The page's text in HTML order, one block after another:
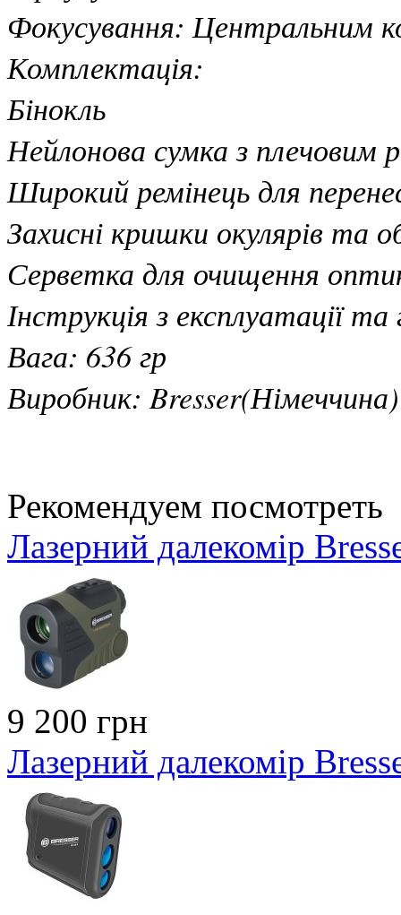
Фокусування: Центральним
Комплектація:
Бінокль
Нейлонова сумка з плечовим
Широкий ремінець для
Захисні кришки окулярів та
Серветка для очищення
Інструкція з експлуатації
Вага: 636 гр
Виробник: Bresser(Німеччина)
Рекомендуем посмотреть
Лазерний далекомір
9 200 грн
Лазерний далекомір